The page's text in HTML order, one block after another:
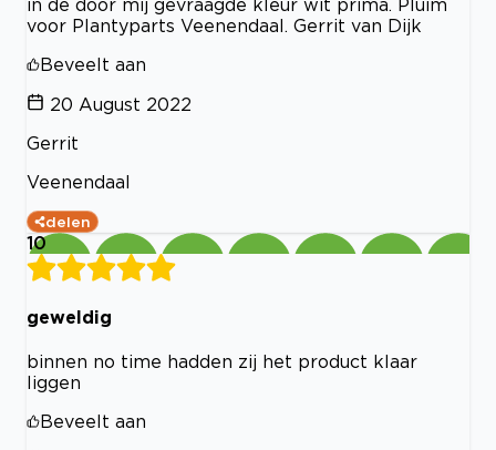
in de door mij gevraagde kleur wit prima. Pluim
voor Plantyparts Veenendaal. Gerrit van Dijk
Beveelt aan
20 August 2022
Gerrit
Veenendaal
delen
10
geweldig
binnen no time hadden zij het product klaar
liggen
Beveelt aan